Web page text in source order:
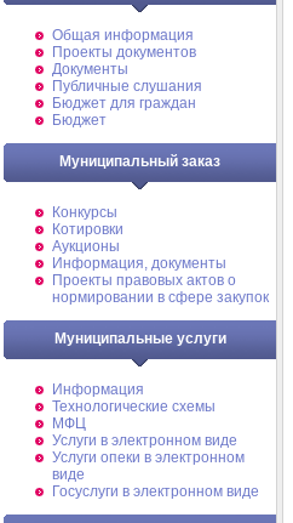
Общая информация
Проекты документов
Документы
Публичные слушания
Бюджет для граждан
Бюджет
Муниципальный заказ
Конкурсы
Котировки
Аукционы
Информация, документы
Проекты правовых актов о
нормировании в сфере закупок
Муниципальные услуги
Информация
Технологические схемы
МФЦ
Услуги в электронном виде
Услуги опеки в электронном
виде
Госуслуги в электронном виде